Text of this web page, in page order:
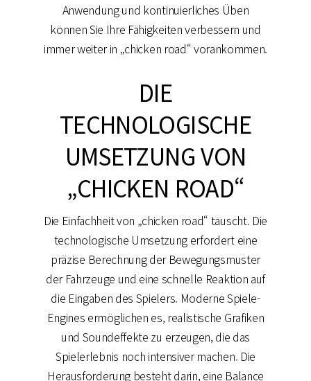
Anwendung und kontinuierliches Üben
können Sie Ihre Fähigkeiten verbessern und
immer weiter in „chicken road“ vorankommen.
DIE
TECHNOLOGISCHE
UMSETZUNG VON
„CHICKEN ROAD“
Die Einfachheit von „chicken road“ täuscht. Die
technologische Umsetzung erfordert eine
präzise Berechnung der Bewegungsmuster
der Fahrzeuge und eine schnelle Reaktion auf
die Eingaben des Spielers. Moderne Spiele-
Engines ermöglichen es, realistische Grafiken
und Soundeffekte zu erzeugen, die das
Spielerlebnis noch intensiver machen. Die
Herausforderung besteht darin, eine Balance